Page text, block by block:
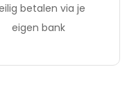
betalen via je
eigen bank